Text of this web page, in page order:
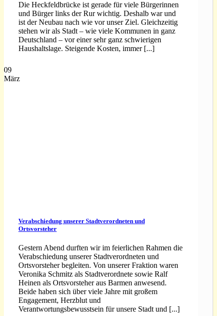
Die Heckfeldbrücke ist gerade für viele Bürgerinnen
und Bürger links der Rur wichtig. Deshalb war und
ist der Neubau nach wie vor unser Ziel. Gleichzeitig
stehen wir als Stadt – wie viele Kommunen in ganz
Deutschland – vor einer sehr ganz schwierigen
Haushaltslage. Steigende Kosten, immer [...]
09
März
Verabschiedung unserer Stadtverordneten und
Ortsvorsteher
Gestern Abend durften wir im feierlichen Rahmen die
Verabschiedung unserer Stadtverordneten und
Ortsvorsteher begleiten. Von unserer Fraktion waren
Veronika Schmitz als Stadtverordnete sowie Ralf
Heinen als Ortsvorsteher aus Barmen anwesend.
Beide haben sich über viele Jahre mit großem
Engagement, Herzblut und
Verantwortungsbewusstsein für unsere Stadt und [...]